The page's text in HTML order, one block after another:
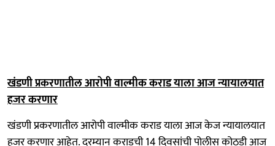
खंडणी प्रकरणातील आरोपी वाल्मीक कराड याला आज न्यायालयात
हजर करणार
खंडणी प्रकरणातील आरोपी वाल्मीक कराड याला आज केज न्यायालयात